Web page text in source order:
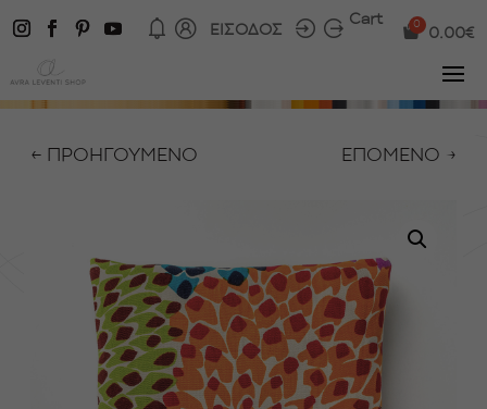
ΕΙΣΟΔΟΣ
Cart
0.00€
← ΠΡΟΗΓΟΥΜΕΝΟ ΕΠΟΜΕΝΟ →